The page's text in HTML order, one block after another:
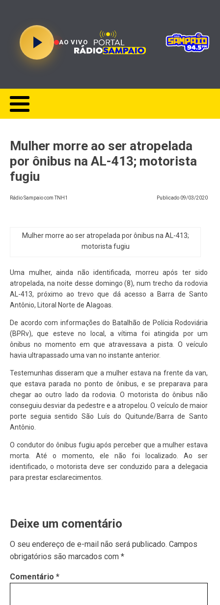
AO VIVO
Mulher morre ao ser atropelada
por ônibus na AL-413; motorista
fugiu
Rádio Sampaio com TNH1 Publicado 09/03/2020
Mulher morre ao ser atropelada por ônibus na AL-413;
motorista fugiu
Uma mulher, ainda não identificada, morreu após ter sido
atropelada, na noite desse domingo (8), num trecho da rodovia
AL-413, próximo ao trevo que dá acesso a Barra de Santo
Antônio, Litoral Norte de Alagoas.
De acordo com informações do Batalhão de Polícia Rodoviária
(BPRv), que esteve no local, a vítima foi atingida por um
ônibus no momento em que atravessava a pista. O veículo
havia ultrapassado uma van no instante anterior.
Testemunhas disseram que a mulher estava na frente da van,
que estava parada no ponto de ônibus, e se preparava para
chegar ao outro lado da rodovia. O motorista do ônibus não
conseguiu desviar da pedestre e a atropelou. O veículo de maior
porte seguia sentido São Luís do Quitunde/Barra de Santo
Antônio.
O condutor do ônibus fugiu após perceber que a mulher estava
morta. Até o momento, ele não foi localizado. Ao ser
identificado, o motorista deve ser conduzido para a delegacia
para prestar esclarecimentos.
Deixe um comentário
O seu endereço de e-mail não será publicado. Campos
obrigatórios são marcados com *
Comentário *